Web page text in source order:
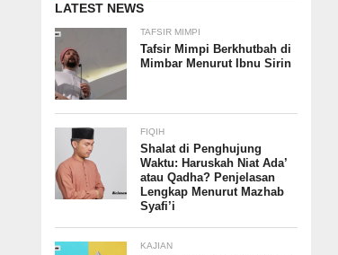
LATEST NEWS
TAFSIR MIMPI
Tafsir Mimpi Berkhutbah di
Mimbar Menurut Ibnu Sirin
FIQIH
Shalat di Penghujung
Waktu: Haruskah Niat Ada’
atau Qadha? Penjelasan
Lengkap Menurut Mazhab
Syafi’i
KAJIAN